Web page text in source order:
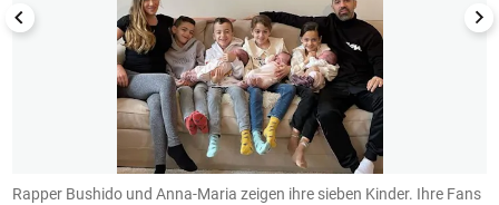
Rapper Bushido und Anna-Maria zeigen ihre sieben Kinder. Ihre Fans